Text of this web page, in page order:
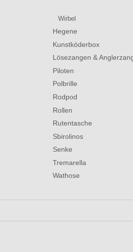
Wirbel
Hegene
Kunstköderbox
Lösezangen &
Piloten
Polbrille
Rodpod
Rollen
Rutentasche
Sbirolinos
Senke
Tremarella
Wathose